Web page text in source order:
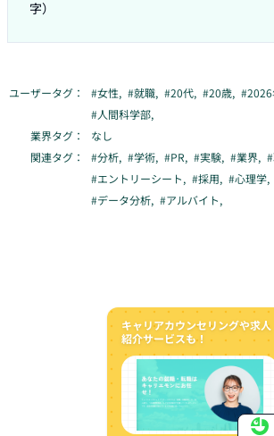
字）
ユーザータグ： #女性, #就職, #20代, #20歳, #
#人間科学部,
業界タグ：
なし
関連タグ：
#分析, #学術, #PR, #実験, #業界, #
#エントリーシート, #採用, #心理学,
#データ分析, #アルバイト,
キャリアカウンセリングや求人
紹介サービスも！